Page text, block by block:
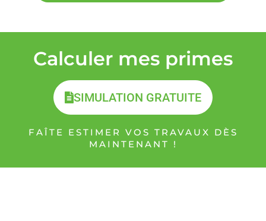
Calculer mes primes
SIMULATION GRATUITE
FAÎTE ESTIMER VOS TRAVAUX DÈS
MAINTENANT !